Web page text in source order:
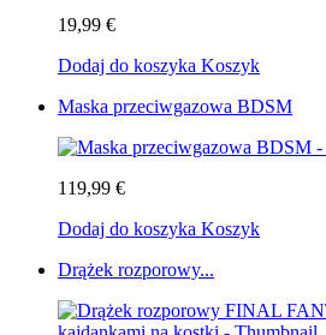
19,99 €
Dodaj do koszyka Koszyk
Maska przeciwgazowa BDSM
119,99 €
Dodaj do koszyka Koszyk
Drążek rozporowy...